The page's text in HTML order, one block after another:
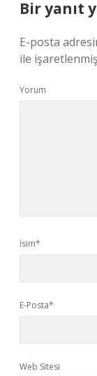
Bir yanıt
E-posta
ile
Yorum
İsim*
E-Posta*
Web Sitesi